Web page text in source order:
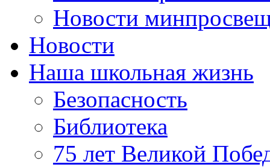
Новости
Новости
Наша школьная жизнь
Безопасность
Библиотека
75 лет Великой